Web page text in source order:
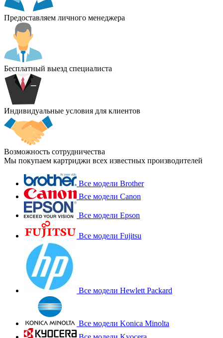
Предоставляем личного менеджера
Бесплатный выезд специалиста
Индивидуальные условия для клиентов
Возможность сотрудничества
Мы покупаем картриджи всех известных производителей
Все модели Brother
Все модели Canon
Все модели Epson
Все модели Fujitsu
Все модели Hewlett Packard
Все модели Konica Minolta